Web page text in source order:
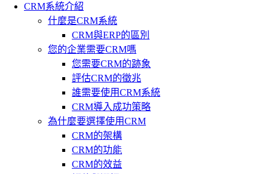
CRM系統介紹
什麼是CRM系統
CRM與ERP的區別
您的企業需要CRM嗎
您需要CRM的跡象
評估CRM的徵兆
誰需要使用CRM系統
CRM導入成功策略
為什麼要選擇使用CRM
CRM的架構
CRM的功能
CRM的效益